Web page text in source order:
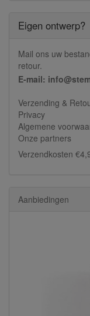
Eigen ontwerp?
Mail ons uw
retour.
E-mail:
Verzending &
Privacy
Algemene
Onze partners
Verzendkosten
Aanbiedingen